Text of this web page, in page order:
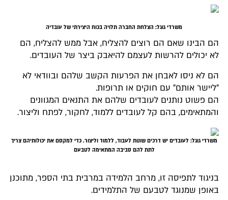
משרדי גוגל: הצלחת החברה תלויה בכוח היצירתי של עובדיה
הם הבינו שאם הם רוצים להצליח, אבל ממש להצליח, הם
לא יכולים להרשות לעצמם להיאבק ביצר של העובדים.
הם לא ניסו לאבחן את הפרעות הקשב שלהם ובוודאי לא
"ליישר אותם" עם חוקים או תרופות.
הם פשוט נותנים לעובדים שלהם את התנאים המגוונים
והמתאימים, בהם קל לעובדים ללמוד, לחקור, לפתח וליצור.
משרדי גוגל: לעובדים יש דרכים שונות לעבוד, ללמוד וליצור. כדי למקסם את יכולותיהם צריך
לתת להם סביבה המתאימה לטבעם
בניגוד לתפיסה זו, מרחב הלמידה במרבית בתי הספר, מתוכנן
באופן שמנוגד לטבעם של התלמידים.